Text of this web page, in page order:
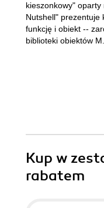
kieszonkowy"
Nutshell" prezentuje
funkcję i obiekt --
biblioteki obiektów M...
Kup w
rabatem